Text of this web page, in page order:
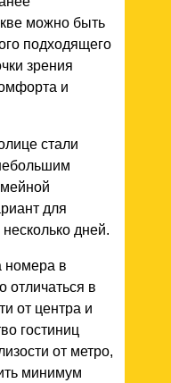
можно быть
подходящего
зрения
и
стали
для
дней.
номера в
отличаться в
от центра и
гостиниц
от метро,
минимум